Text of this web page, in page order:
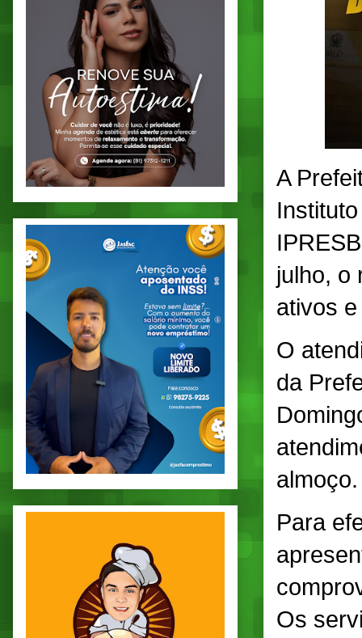
A
julho, o
ativos
O
da
almoço.
Para
Os